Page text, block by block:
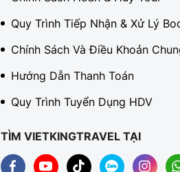
Quy Trình Tiếp Nhận & Xử Lý
Chính Sách Và Điều Khoản
Hướng Dẫn Thanh Toán
Quy Trình Tuyển Dụng HDV
TÌM VIETKINGTRAVEL TẠI